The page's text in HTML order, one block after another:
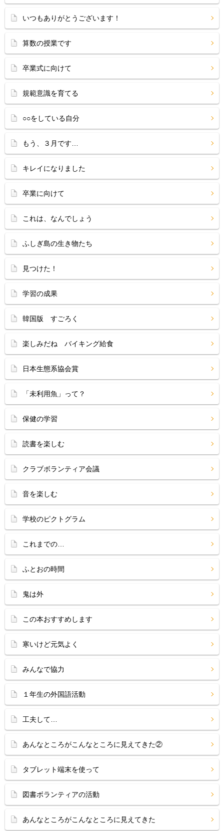
いつもありがとうございます！
算数の授業です
卒業式に向けて
規範意識を育てる
○○をしている自分
もう、３月です…
キレイになりました
卒業に向けて
これは、なんでしょう
ふしぎ島の生き物たち
見つけた！
学習の成果
韓国版 すごろく
楽しみだね バイキング給食
日本生態系協会賞
「未利用魚」って？
保健の学習
読書を楽しむ
クラブボランティア会議
音を楽しむ
学校のピクトグラム
これまでの…
ふとおの時間
鬼は外
この本おすすめします
寒いけど元気よく
みんなで協力
１年生の外国語活動
工夫して…
あんなところがこんなところに見えてきた②
タブレット端末を使って
図書ボランティアの活動
あんなところがこんなところに見えてきた